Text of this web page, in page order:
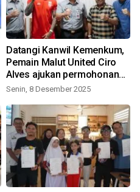
Datangi Kanwil Kemenkum,
Pemain Malut United Ciro
Alves ajukan permohonan
naturalisasi WNI
Senin, 8 Desember 2025